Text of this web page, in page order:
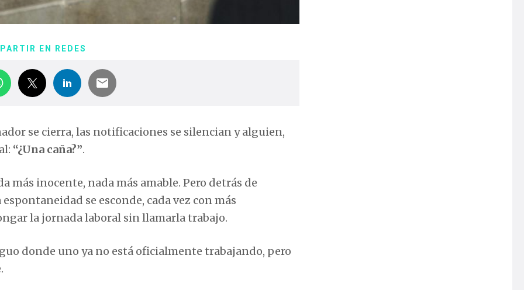
EN REDES
se cierra, las notificaciones se silencian y alguien,
“¿Una caña?”.
más inocente, nada más amable. Pero detrás de
se esconde, cada vez con más
la jornada laboral sin llamarla trabajo.
donde uno ya no está oficialmente trabajando, pero